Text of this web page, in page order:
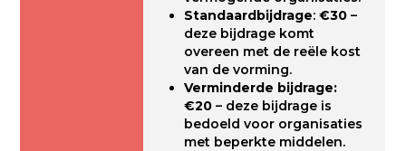
Standaardbijdrage: €30 –
deze bijdrage komt
overeen met de reële kost
van de vorming.
Verminderde bijdrage:
€20 – deze bijdrage is
bedoeld voor organisaties
met beperkte middelen.